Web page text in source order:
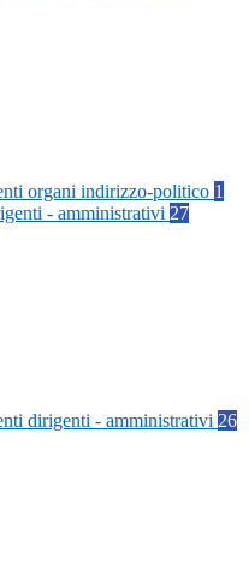
organi indirizzo-politico 1
- amministrativi 27
dirigenti - amministrativi 26